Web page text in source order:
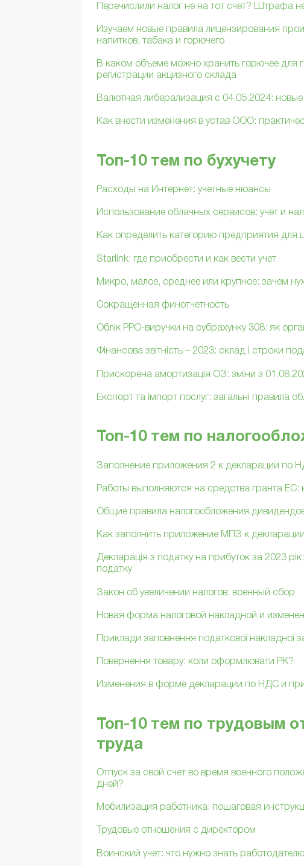
Перечислили налог не на тот счет? Штрафа
Изучаем новые правила лицензирования
напитков, табака и горючего
В каком объеме можно хранить горючее для
регистрации акцизного склада
Валютная либерализация с 04.05.2024:
Как внести изменения в устав ООО:
Топ-10 тем по бухучету
Расходы на Интернет: учетные нюансы
Использование облачных сервисов: учет и
Как определить категорию предприятия для
Starlink: где приобрести и как вести учет
Микро, малое, среднее или крупное: зачем
Сокращенная финотчетность
Облік РРО-виручки на субрахунку 308: як
Фінансова звітність – 2023: склад і строки
Прискорена амортизація ОЗ: зміни з
Експорт та імпорт послуг: загальні правила
Топ-10 тем по
Заполнение приложения 2 к декларации по
Работы выполняются на средства гранта ЕС:
Общие правила налогообложения
Как заполнить приложение МПЗ к
Декларація з податку на прибуток за 2023
податку
Закон об увеличении налогов: военный сбор
Новая форма налоговой накладной и
Приклади заповнення податкової
Повернення товару: коли оформлювати РК?
Изменения в форме декларации по НДС и
Топ-10 тем по трудовым
труда
Отпуск за свой счет во время военного
дней?
Мобилизация работника: пошаговая
Трудовые отношения с директором
Воинский учет: что нужно знать работодателю